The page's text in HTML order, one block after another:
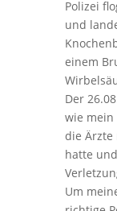
Polizei
und
einem
Der
wie mein
die Ärzte
hatte
Um